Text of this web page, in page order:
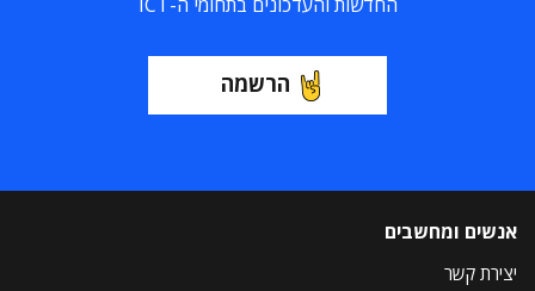
החדשות והעדכונים בתחומי ה-ICT
הרשמה
אנשים ומחשבים
יצירת קשר